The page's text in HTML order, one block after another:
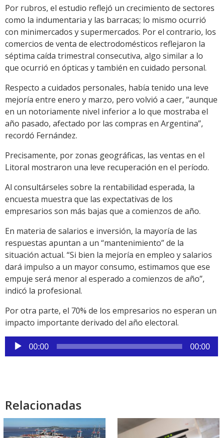
Por rubros, el estudio reflejó un crecimiento de sectores
como la indumentaria y las barracas; lo mismo ocurrió
con minimercados y supermercados. Por el contrario, los
comercios de venta de electrodomésticos reflejaron la
séptima caída trimestral consecutiva, algo similar a lo
que ocurrió en ópticas y también en cuidado personal.
Respecto a cuidados personales, había tenido una leve
mejoría entre enero y marzo, pero volvió a caer, “aunque
en un notoriamente nivel inferior a lo que mostraba el
año pasado, afectado por las compras en Argentina”,
recordó Fernández.
Precisamente, por zonas geográficas, las ventas en el
Litoral mostraron una leve recuperación en el período.
Al consultárseles sobre la rentabilidad esperada, la
encuesta muestra que las expectativas de los
empresarios son más bajas que a comienzos de año.
En materia de salarios e inversión, la mayoría de las
respuestas apuntan a un “mantenimiento” de la
situación actual. “Si bien la mejoría en empleo y salarios
dará impulso a un mayor consumo, estimamos que ese
empuje será menor al esperado a comienzos de año”,
indicó la profesional.
Por otra parte, el 70% de los empresarios no esperan un
impacto importante derivado del año electoral.
Reproductor
de
00:00 00:00
Relacionadas